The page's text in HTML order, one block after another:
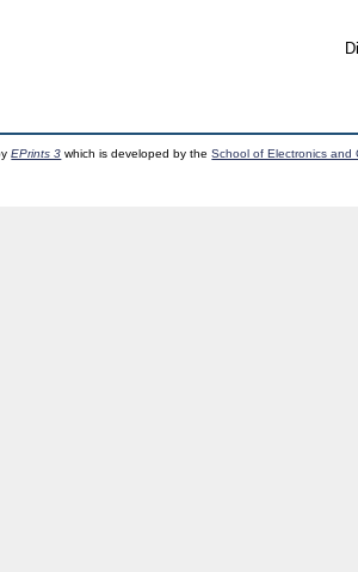
EPrints 3 which is developed by theSchool of Electronics and